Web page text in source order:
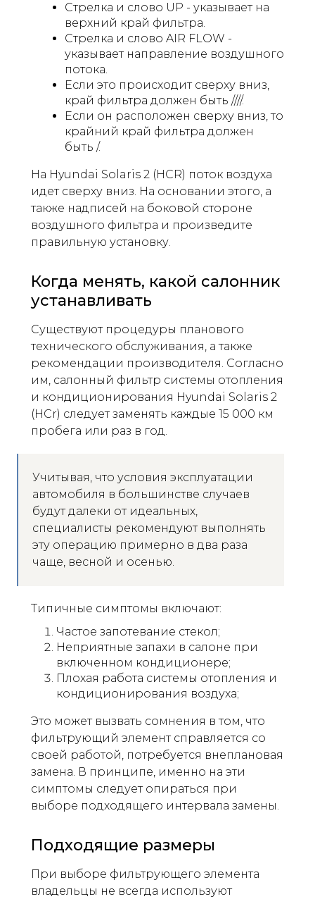
Стрелка и слово UP - указывает на
верхний край фильтра.
Стрелка и слово AIR FLOW -
указывает направление воздушного
потока.
Если это происходит сверху вниз,
край фильтра должен быть ////.
Если он расположен сверху вниз, то
крайний край фильтра должен
быть /.
На Hyundai Solaris 2 (HCR) поток воздуха
идет сверху вниз. На основании этого, а
также надписей на боковой стороне
воздушного фильтра и произведите
правильную установку.
Когда менять, какой салонник
устанавливать
Существуют процедуры планового
технического обслуживания, а также
рекомендации производителя. Согласно
им, салонный фильтр системы отопления
и кондиционирования Hyundai Solaris 2
(HCr) следует заменять каждые 15 000 км
пробега или раз в год.
Учитывая, что условия эксплуатации
автомобиля в большинстве случаев
будут далеки от идеальных,
специалисты рекомендуют выполнять
эту операцию примерно в два раза
чаще, весной и осенью.
Типичные симптомы включают:
Частое запотевание стекол;
Неприятные запахи в салоне при
включенном кондиционере;
Плохая работа системы отопления и
кондиционирования воздуха;
Это может вызвать сомнения в том, что
фильтрующий элемент справляется со
своей работой, потребуется внеплановая
замена. В принципе, именно на эти
симптомы следует опираться при
выборе подходящего интервала замены.
Подходящие размеры
При выборе фильтрующего элемента
владельцы не всегда используют